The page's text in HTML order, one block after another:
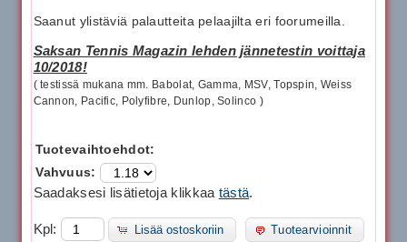
Saanut ylistäviä palautteita pelaajilta eri foorumeilla.
Saksan Tennis Magazin lehden jännetestin voittaja
10/2018!
( testissä mukana mm. Babolat, Gamma, MSV, Topspin, Weiss
Cannon, Pacific, Polyfibre, Dunlop, Solinco )
Tuotevaihtoehdot:
Vahvuus:
Saadaksesi lisätietoja klikkaa tästä.
Kpl: Lisää ostoskoriin Tuotearvioinnit